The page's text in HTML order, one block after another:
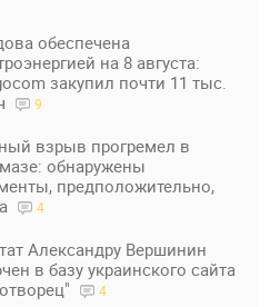
обеспечена
на 8 августа:
закупил почти 11 тыс.
9
взрыв прогремел в
обнаружены
предположительно,
4
Александру Вершинин
в базу украинского сайта
4